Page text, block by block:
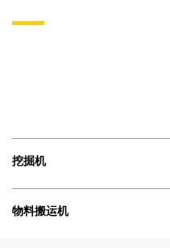
挖掘机
物料搬运机